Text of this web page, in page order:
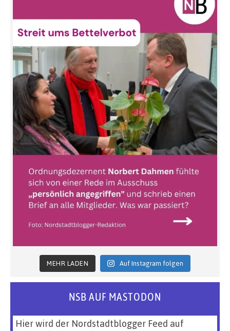
MEHR LADEN Auf Instagram folgen
NSB AUF MASTODON
Hier wird der Nordstadtblogger Feed auf